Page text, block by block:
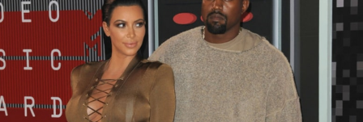
“Keeping Up with the Kardashians” isimli
reality şov programıyla ünlü olan Kim
Kardashian, kızının hesabından bir çizim
paylaşınca eleştiri oklarının hedefi oldu.